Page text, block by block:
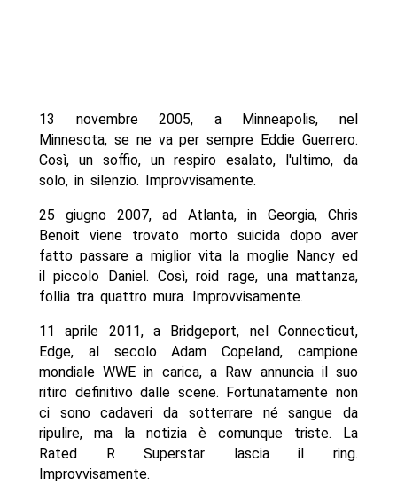
13 novembre 2005, a Minneapolis, nel
Minnesota, se ne va per sempre Eddie Guerrero.
Così, un soffio, un respiro esalato, l'ultimo, da
solo, in silenzio. Improvvisamente.
25 giugno 2007, ad Atlanta, in Georgia, Chris
Benoit viene trovato morto suicida dopo aver
fatto passare a miglior vita la moglie Nancy ed
il piccolo Daniel. Così, roid rage, una mattanza,
follia tra quattro mura. Improvvisamente.
11 aprile 2011, a Bridgeport, nel Connecticut,
Edge, al secolo Adam Copeland, campione
mondiale WWE in carica, a Raw annuncia il suo
ritiro definitivo dalle scene. Fortunatamente non
ci sono cadaveri da sotterrare né sangue da
ripulire, ma la notizia è comunque triste. La
Rated R Superstar lascia il ring.
Improvvisamente.